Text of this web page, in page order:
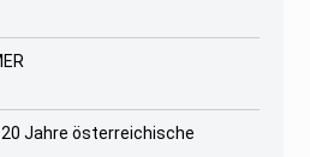
Jahre österreichische